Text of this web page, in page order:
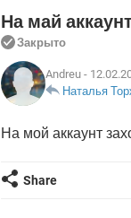
На май
Закрыто
Andreu -
Наталья
На мой аккаунт
Share